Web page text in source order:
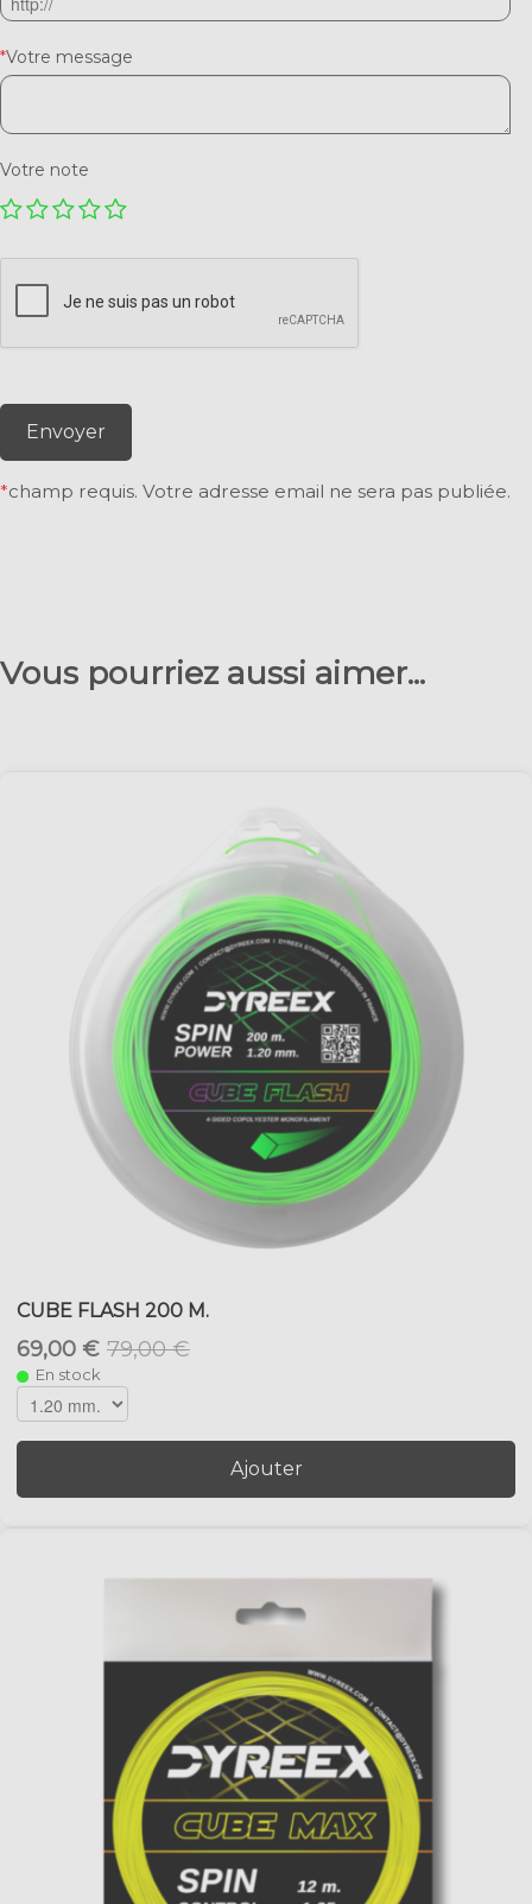
*Votre message
Votre note
Envoyer
*champ requis. Votre adresse email ne sera pas publiée.
Vous pourriez aussi aimer...
CUBE FLASH 200 M.
69,00 € 79,00 €
En stock
Ajouter